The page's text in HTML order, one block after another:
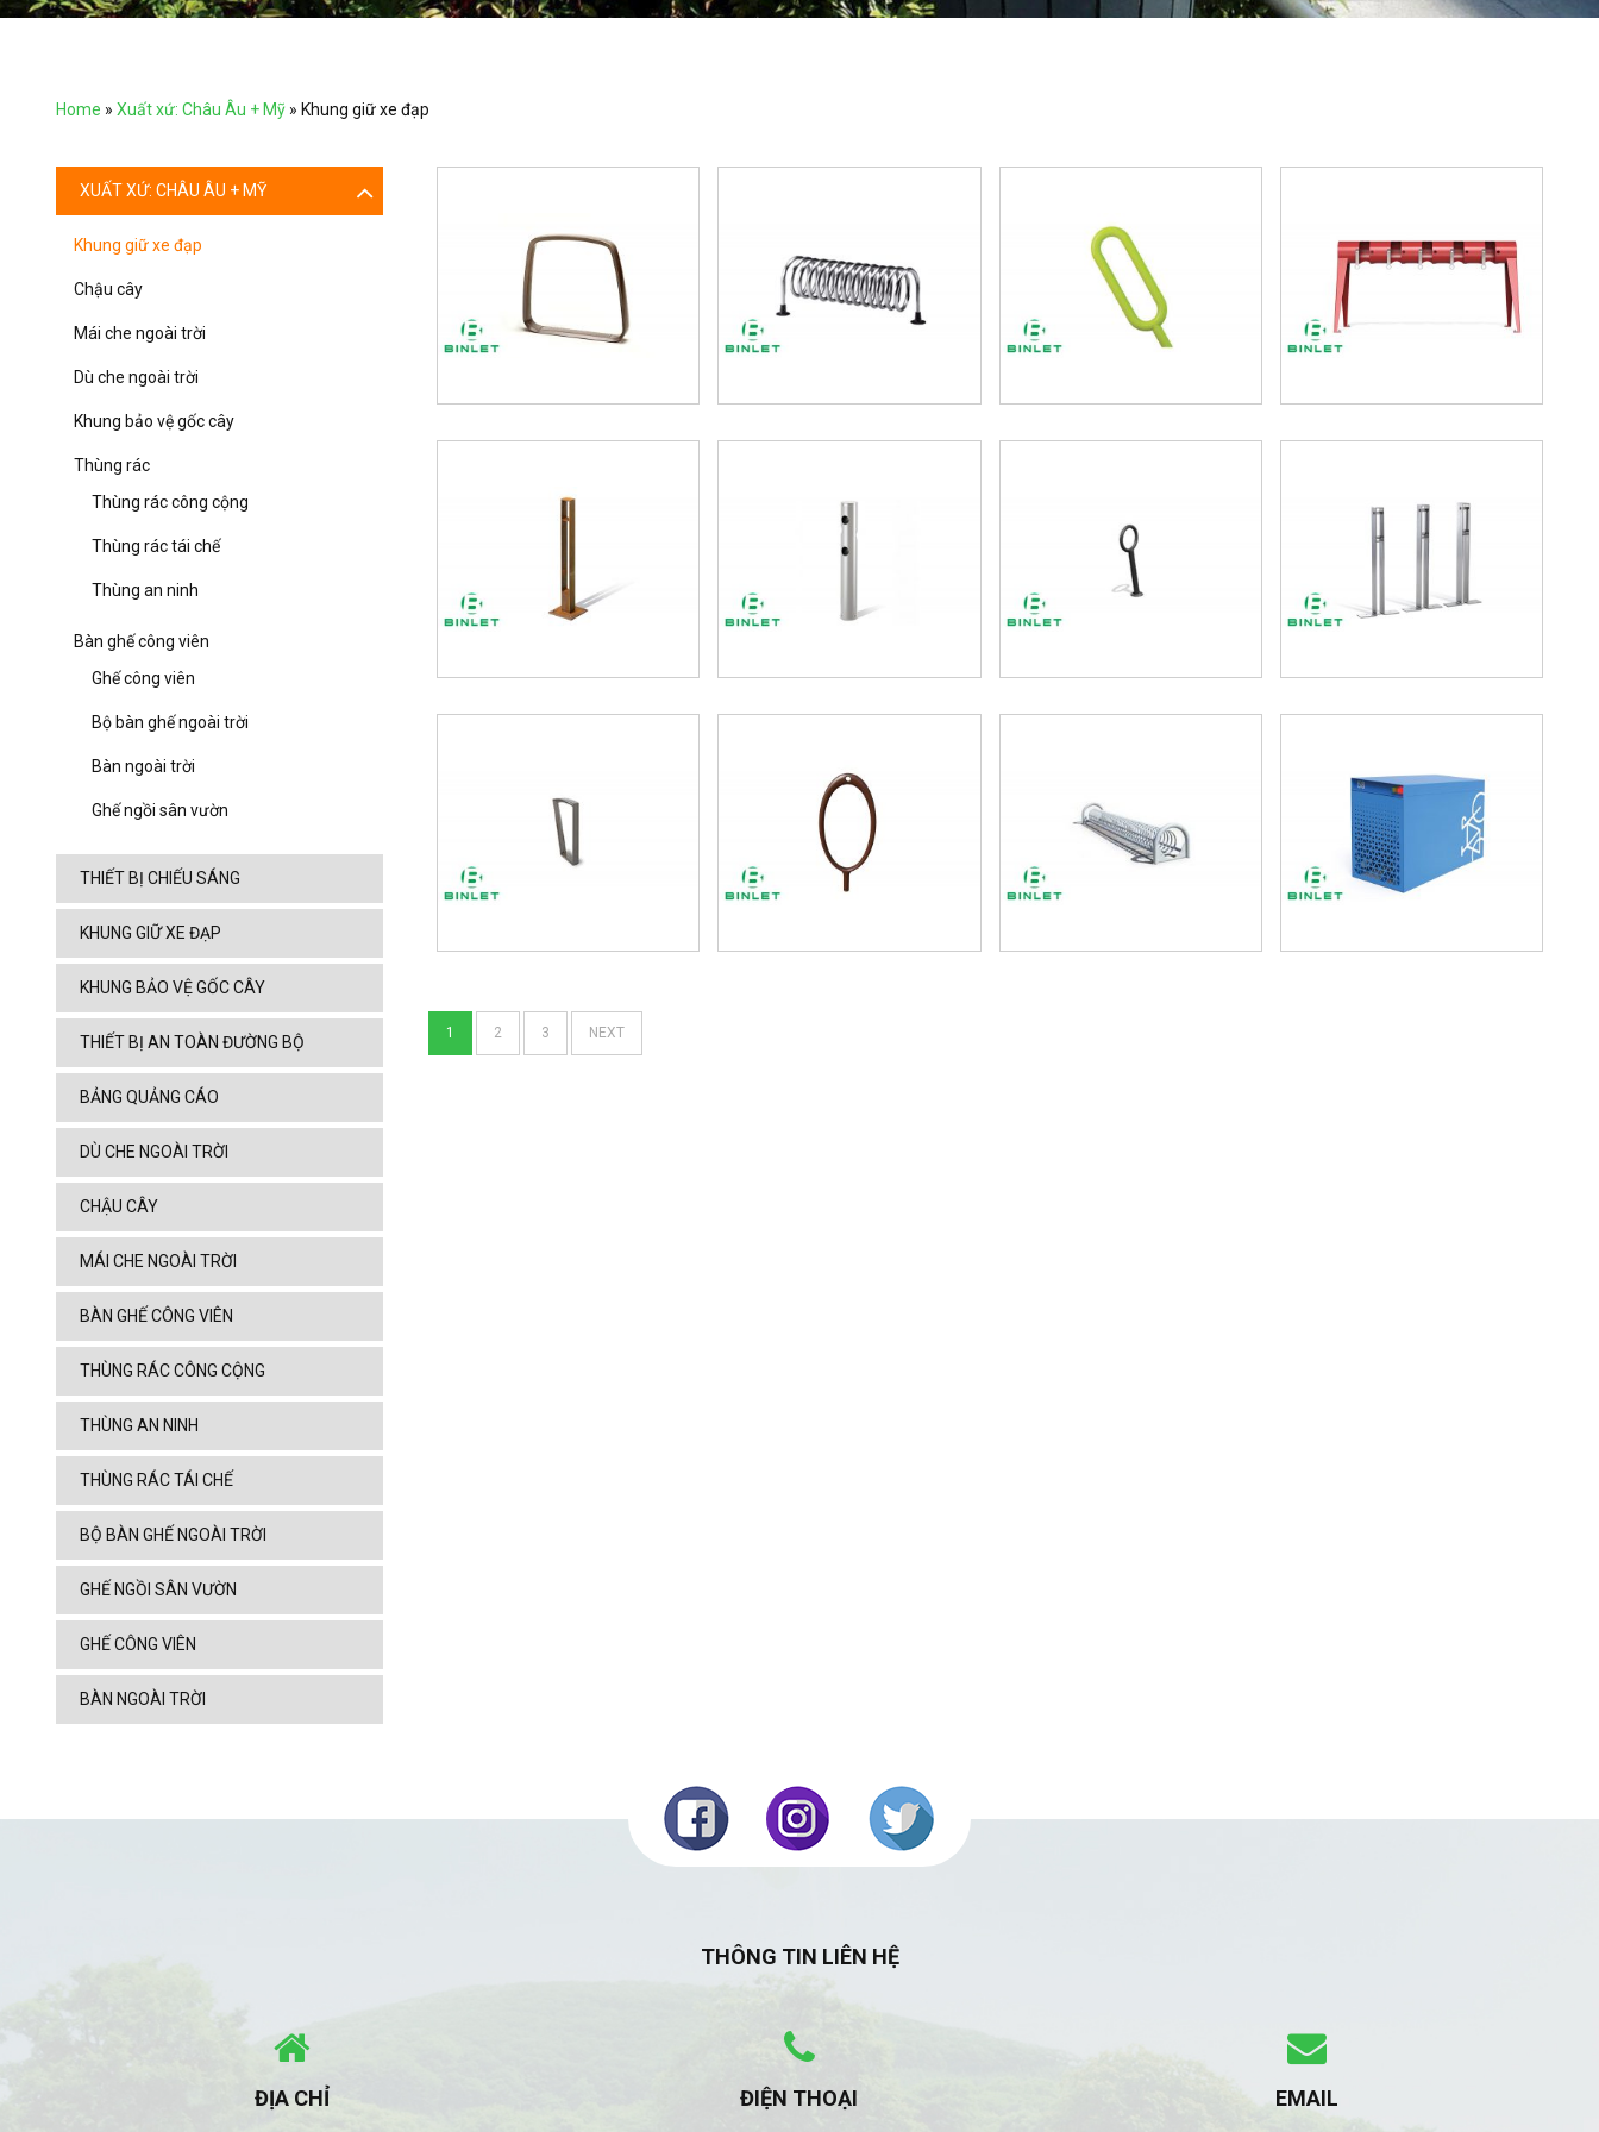
Home » Xuất xứ: Châu Âu + Mỹ » Khung giữ xe đạp
1 2 3 NEXT
XUẤT XỨ: CHÂU ÂU + MỸ
Khung giữ xe đạp
Chậu cây
Mái che ngoài trời
Dù che ngoài trời
Khung bảo vệ gốc cây
Thùng rác
Thùng rác công cộng
Thùng rác tái chế
Thùng an ninh
Bàn ghế công viên
Ghế công viên
Bộ bàn ghế ngoài trời
Bàn ngoài trời
Ghế ngồi sân vườn
THIẾT BỊ CHIẾU SÁNG
KHUNG GIỮ XE ĐẠP
KHUNG BẢO VỆ GỐC CÂY
THIẾT BỊ AN TOÀN ĐƯỜNG BỘ
BẢNG QUẢNG CÁO
DÙ CHE NGOÀI TRỜI
CHẬU CÂY
MÁI CHE NGOÀI TRỜI
BÀN GHẾ CÔNG VIÊN
THÙNG RÁC CÔNG CỘNG
THÙNG AN NINH
THÙNG RÁC TÁI CHẾ
BỘ BÀN GHẾ NGOÀI TRỜI
GHẾ NGỒI SÂN VƯỜN
GHẾ CÔNG VIÊN
BÀN NGOÀI TRỜI
THÔNG TIN LIÊN HỆ
ĐỊA CHỈ ĐIỆN THOẠI EMAIL